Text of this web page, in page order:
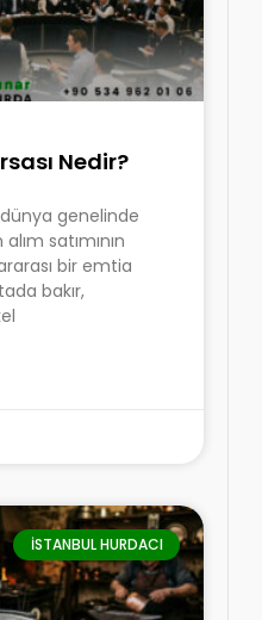
Nedir?
dünya genelinde
satımının
bir emtia
bakır,
İSTANBUL HURDACI